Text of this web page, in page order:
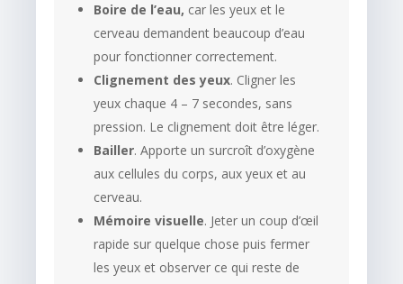
Boire de l’eau, car les yeux et le
cerveau demandent beaucoup d’eau
pour fonctionner correctement.
Clignement des yeux. Cligner les
yeux chaque 4 – 7 secondes, sans
pression. Le clignement doit être léger.
Bailler. Apporte un surcroît d’oxygène
aux cellules du corps, aux yeux et au
cerveau.
Mémoire visuelle. Jeter un coup d’œil
rapide sur quelque chose puis fermer
les yeux et observer ce qui reste de